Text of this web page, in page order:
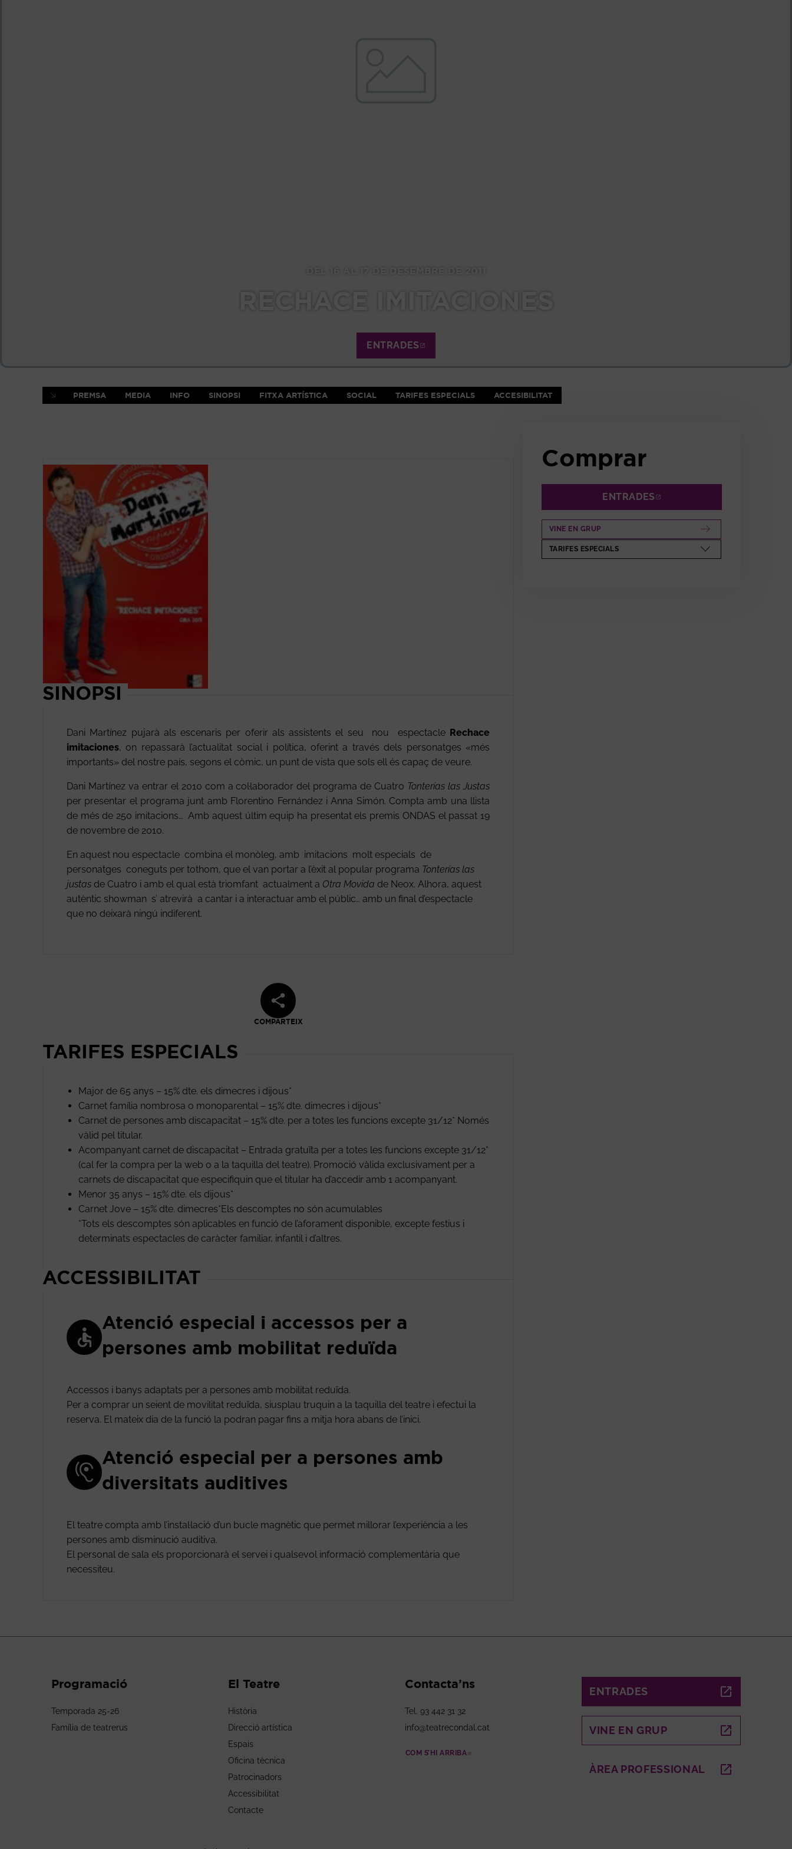
DEL 16 AL 17 DE DESEMBRE DE 2011
RECHACE IMITACIONES
ENTRADES
PREMSA MEDIA INFO SINOPSI FITXA ARTÍSTICA SOCIAL TARIFES ESPECIALS ACCESIBILITAT
SINOPSI
Dani Martínez pujarà als escenaris per oferir als assistents el seu nou espectacle Rechace
imitaciones, on repassarà l’actualitat social i política, oferint a través dels personatges «més
importants» del nostre país, segons el còmic, un punt de vista que sols ell és capaç de veure.
Dani Martínez va entrar el 2010 com a col·laborador del programa de Cuatro Tonterías las Justas
per presentar el programa junt amb Florentino Fernández i Anna Simón. Compta amb una llista
de més de 250 imitacions… Amb aquest últim equip ha presentat els premis ONDAS el passat 19
de novembre de 2010.
En aquest nou espectacle combina el monòleg, amb imitacions molt especials de
personatges coneguts per tothom, que el van portar a l’èxit al popular programa Tonterías las
justas de Cuatro i amb el qual està triomfant actualment a Otra Movida de Neox. Alhora, aquest
autèntic showman s’ atrevirà a cantar i a interactuar amb el públic… amb un final d’espectacle
que no deixarà ningú indiferent.
COMPARTEIX
TARIFES ESPECIALS
Major de 65 anys – 15% dte. els dimecres i dijous*
Carnet família nombrosa o monoparental – 15% dte. dimecres i dijous*
Carnet de persones amb discapacitat – 15% dte. per a totes les funcions excepte 31/12* Només
vàlid pel titular.
Acompanyant carnet de discapacitat – Entrada gratuïta per a totes les funcions excepte 31/12*
(cal fer la compra per la web o a la taquilla del teatre). Promoció vàlida exclusivament per a
carnets de discapacitat que especifiquin que el titular ha d’accedir amb 1 acompanyant.
Menor 35 anys – 15% dte. els dijous*
Carnet Jove – 15% dte. dimecres*Els descomptes no són acumulables
*Tots els descomptes són aplicables en funció de l’aforament disponible, excepte festius i
determinats espectacles de caràcter familiar, infantil i d’altres.
ACCESSIBILITAT
Atenció especial i accessos per a
persones amb mobilitat reduïda
Accessos i banys adaptats per a persones amb mobilitat reduïda.
Per a comprar un seient de movilitat reduïda, siusplau truquin a la taquilla del teatre i efectui la
reserva. El mateix dia de la funció la podran pagar fins a mitja hora abans de l’inici.
Atenció especial per a persones amb
diversitats auditives
El teatre compta amb l’instal·lació d’un bucle magnètic que permet millorar l’experiència a les
persones amb disminució auditiva.
El personal de sala els proporcionarà el servei i qualsevol informació complementària que
necessiteu.
Comprar
ENTRADES
VINE EN GRUP
TARIFES ESPECIALS
Programació
Temporada 25-26
Família de teatrerus
El Teatre
Història
Direcció artística
Espais
Oficina tècnica
Patrocinadors
Accessibilitat
Contacte
Contacta’ns
Tel. 93 442 31 32
info@teatrecondal.cat
COM S’HI ARRIBA
ENTRADES ABRE EN NUEVA VENTANA
VINE EN GRUP ABRE EN NUEVA VENTANA
ÀREA PROFESSIONAL ABRE EN NUEVA